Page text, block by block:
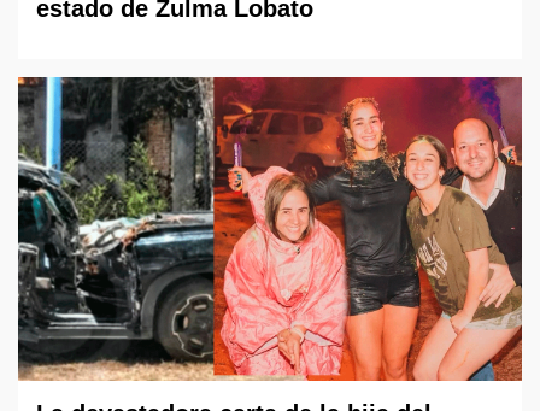
estado de Zulma Lobato